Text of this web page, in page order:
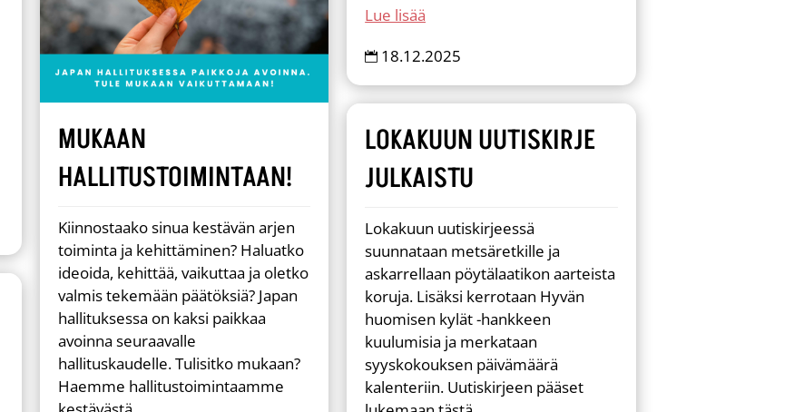
Lue lisää
 18.12.2025
MUKAAN
HALLITUSTOIMINTAAN!
Kiinnostaako sinua kestävän arjen
toiminta ja kehittäminen? Haluatko
ideoida, kehittää, vaikuttaa ja oletko
valmis tekemään päätöksiä? Japan
hallituksessa on kaksi paikkaa
avoinna seuraavalle
hallituskaudelle. Tulisitko mukaan?
Haemme hallitustoimintaamme
LOKAKUUN UUTISKIRJE
JULKAISTU
Lokakuun uutiskirjeessä
suunnataan metsäretkille ja
askarrellaan pöytälaatikon aarteista
koruja. Lisäksi kerrotaan Hyvän
huomisen kylät -hankkeen
kuulumisia ja merkataan
syyskokouksen päivämäärä
kalenteriin. Uutiskirjeen pääset